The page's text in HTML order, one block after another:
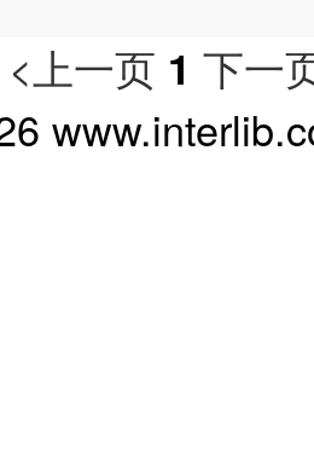
<上一页 1 下一